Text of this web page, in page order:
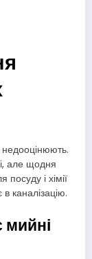
недооцінюють.
але щодня
посуду і хімії
каналізацію.
мийні